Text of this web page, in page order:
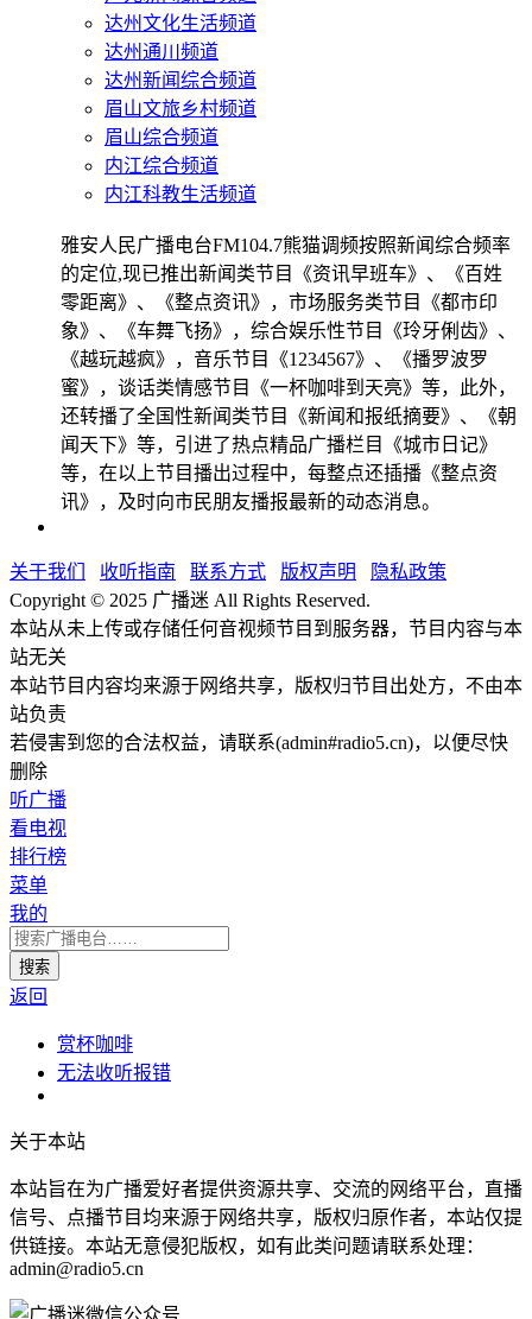
达州文化生活频道
达州通川频道
达州新闻综合频道
眉山文旅乡村频道
眉山综合频道
内江综合频道
内江科教生活频道
雅安人民广播电台FM104.7熊猫调频按照新闻综合频率
的定位,现已推出新闻类节目《资讯早班车》、《百姓
零距离》、《整点资讯》，市场服务类节目《都市印
象》、《车舞飞扬》，综合娱乐性节目《玲牙俐齿》、
《越玩越疯》，音乐节目《1234567》、《播罗波罗
蜜》，谈话类情感节目《一杯咖啡到天亮》等，此外，
还转播了全国性新闻类节目《新闻和报纸摘要》、《朝
闻天下》等，引进了热点精品广播栏目《城市日记》
等，在以上节目播出过程中，每整点还插播《整点资
讯》，及时向市民朋友播报最新的动态消息。
关于我们 收听指南 联系方式 版权声明
隐私政策
Copyright © 2025 广播迷 All Rights Reserved.
本站从未上传或存储任何音视频节目到服务器，节目内容与本
站无关
本站节目内容均来源于网络共享，版权归节目出处方，不由本
站负责
若侵害到您的合法权益，请联系(admin#radio5.cn)，以便尽快
删除
听广播
看电视
排行榜
菜单
我的
返回
赏杯咖啡
无法收听报错
关于本站
本站旨在为广播爱好者提供资源共享、交流的网络平台，直播
信号、点播节目均来源于网络共享，版权归原作者，本站仅提
供链接。本站无意侵犯版权，如有此类问题请联系处理：
admin@radio5.cn